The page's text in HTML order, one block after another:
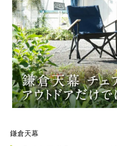
鎌倉天幕